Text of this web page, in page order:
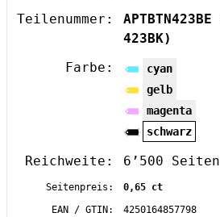
Teilenummer:
APTBTN423BE
423BK)
Farbe:
cyan
gelb
magenta
schwarz
Reichweite: 6’500 Seiten
Seitenpreis:
0,65 ct
EAN / GTIN:
4250164857798